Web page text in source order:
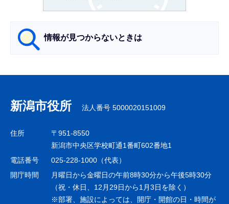
情報が見つからないときは
ナ
ビ
ゲ
シ
ョ
新潟市役所 法人番号 5000020151009
住所
〒951-8550
新潟市中央区学校町通1番町602番地1
電話番号
025-228-1000（代表）
開庁時間
月曜日から金曜日の午前8時30分から午後5時30分
（祝・休日、12月29日から1月3日を除く）
※部署、施設によっては、開庁・開館の日・時間が